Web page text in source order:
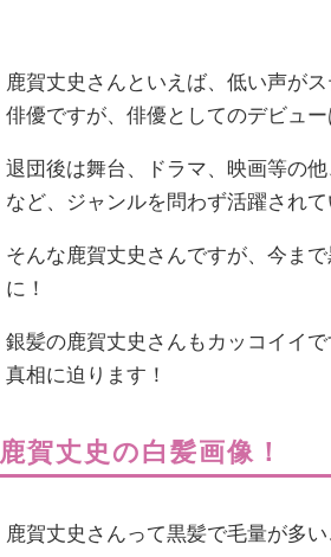
鹿賀丈史さんといえば、低い声が
俳優ですが、俳優としてのデビュ
退団後は舞台、ドラマ、映画等の
など、ジャンルを問わず活躍されて
そんな鹿賀丈史さんですが、今ま
に！
銀髪の鹿賀丈史さんもカッコイイ
真相に迫ります！
鹿賀丈史の白髪画像！
鹿賀丈史さんって黒髪で毛量が多